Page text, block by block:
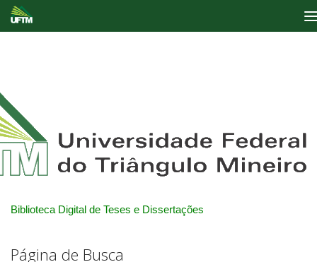
Biblioteca Digital de Teses e Dissertações
Página de Busca